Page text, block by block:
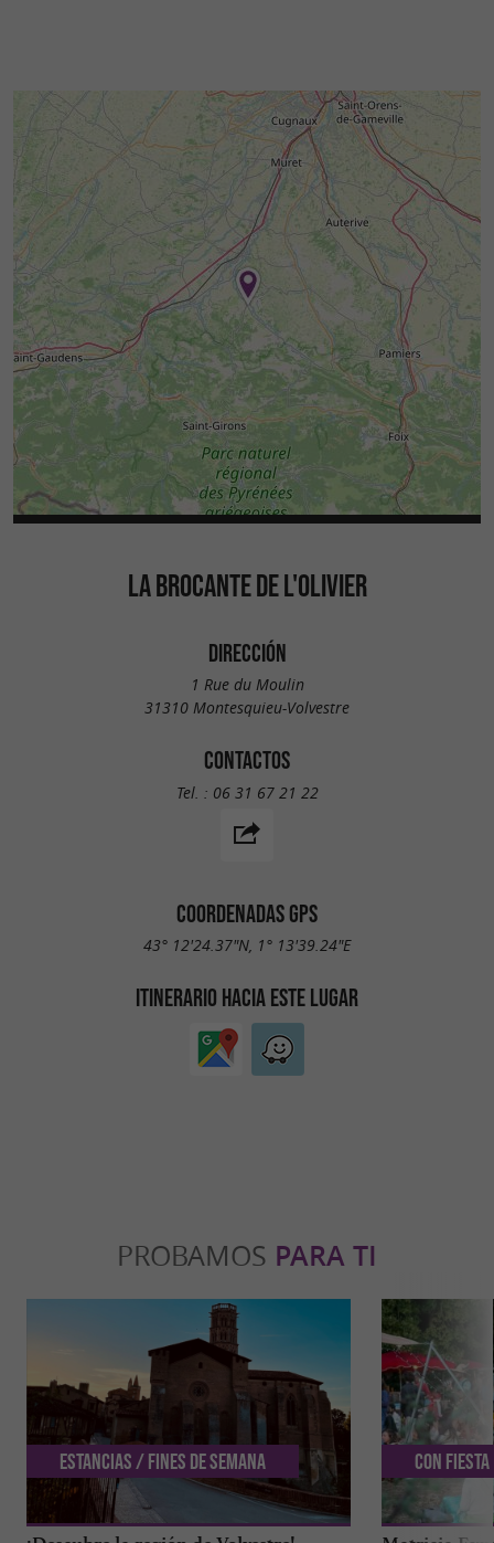
LA BROCANTE DE L'OLIVIER
DIRECCIÓN
1 Rue du Moulin
31310 Montesquieu-Volvestre
CONTACTOS
Tel. : 06 31 67 21 22
COORDENADAS GPS
43° 12'24.37"N, 1° 13'39.24"E
ITINERARIO HACIA ESTE LUGAR
PROBAMOS PARA TI
Estancias / Fines de semana Con Fiesta